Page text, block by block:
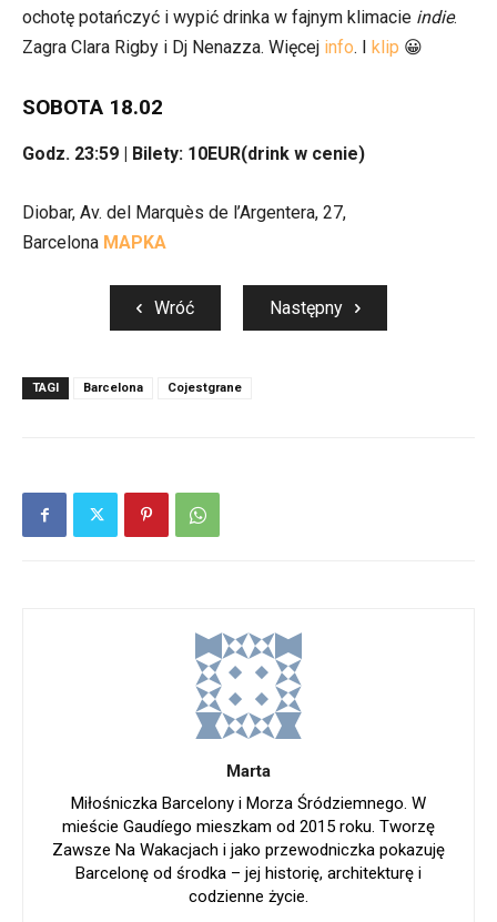
ochotę potańczyć i wypić drinka w fajnym klimacie indie.
Zagra Clara Rigby i Dj Nenazza. Więcej info. I klip 😀
SOBOTA 18.02
Godz. 23:59 | Bilety: 10EUR(drink w cenie)
Diobar, Av. del Marquès de l’Argentera, 27,
Barcelona MAPKA
Wróć Następny
TAGI Barcelona Cojestgrane
Marta
Miłośniczka Barcelony i Morza Śródziemnego. W
mieście Gaudíego mieszkam od 2015 roku. Tworzę
Zawsze Na Wakacjach i jako przewodniczka pokazuję
Barcelonę od środka – jej historię, architekturę i
codzienne życie.